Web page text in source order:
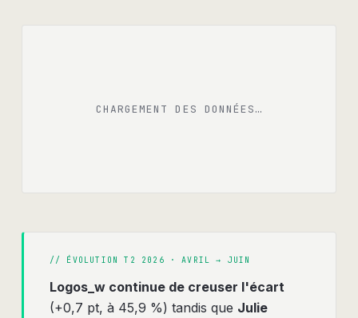
CHARGEMENT DES DONNÉES…
// ÉVOLUTIONT2 2026 · AVRIL → JUIN
Logos_w continue de creuser l'écart
(+0,7 pt, à 45,9 %) tandis que Julie